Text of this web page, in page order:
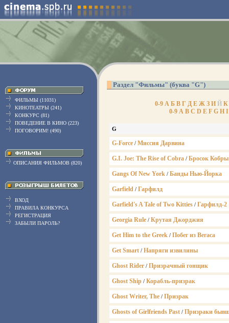
ФИЛЬМЫ (11031)
КИНОТЕАТРЫ (241)
КОНКУРС (81)
ПОВЕДЕНИЕ В КИНО (223)
ПОГОВОРИМ! (490)
ОПИСАНИЯ ФИЛЬМОВ (820)
ВХОД
ПРАВИЛА КОНКУРСА
РЕГИСТРАЦИЯ
ЗАБЫЛИ ПАРОЛЬ?
Раздел "Фильмы" (буква "G")
0-9 А Б В Г Д Е Ж З И Й К
0-9 A B C D E F G H I
G
G-Force / Миссия Дарвина
G.I. Joe: The Rise of Cobra / Бросок Кобры
Gangs Of New York / Банды Нью-Йорка
Garfield / Гарфилд
Garfield's A Tale of Two Kitties / Гарфилд-2
Georgia Rule / Крутая Джорджия
Get Him to the Greek / Побег из Вегаса
Get Smart / Напряги извилины
Ghost Rider / Призрачный гонщик
Ghost Ship / Корабль-призрак
Ghost Writer, The / Призрак
Ghosts of Girlfriends Past / Призраки